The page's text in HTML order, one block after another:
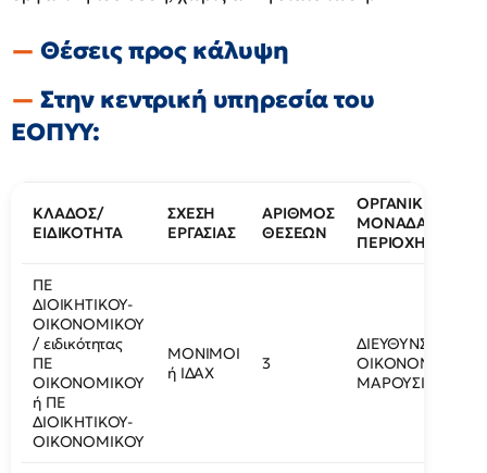
Θέσεις προς κάλυψη
Στην κεντρική υπηρεσία του
ΕΟΠΥΥ:
ΚΛΑΔΟΣ/
ΕΙΔΙΚΟΤΗΤΑ
ΣΧΕΣΗ
ΕΡΓΑΣΙΑΣ
ΑΡΙΘΜΟΣ
ΘΕΣΕΩΝ
ΟΡΓΑΝΙΚΗ
ΜΟΝΑΔΑ/
ΠΕΡΙΟΧΗ
ΠΕ
ΔΙΟΙΚΗΤΙΚΟΥ-
ΟΙΚΟΝΟΜΙΚΟΥ
/ ειδικότητας
ΠΕ
ΟΙΚΟΝΟΜΙΚΟΥ
ή ΠΕ
ΔΙΟΙΚΗΤΙΚΟΥ-
ΟΙΚΟΝΟΜΙΚΟΥ
ΜΟΝΙΜΟΙ
ή ΙΔΑΧ
3
ΔΙΕΥΘΥΝΣΗ
ΟΙΚΟΝΟΜΙΚΩΝ/
ΜΑΡΟΥΣΙ